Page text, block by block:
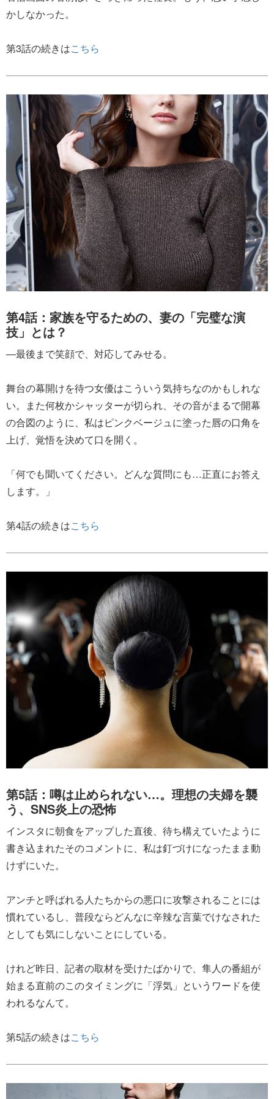
かしなかった。
第3話の続きはこちら
第4話：家族を守るための、妻の「完璧な演
技」とは？
―最後まで笑顔で、対応してみせる。
舞台の幕開けを待つ女優はこういう気持ちなのかもしれな
い。また何枚かシャッターが切られ、その音がまるで開幕
の合図のように、私はピンクベージュに塗った唇の口角を
上げ、覚悟を決めて口を開く。
「何でも聞いてください。どんな質問にも…正直にお答え
します。」
第4話の続きはこちら
第5話：噂は止められない…。理想の夫婦を襲
う、SNS炎上の恐怖
インスタに朝食をアップした直後、待ち構えていたように
書き込まれたそのコメントに、私は釘づけになったまま動
けずにいた。
アンチと呼ばれる人たちからの悪口に攻撃されることには
慣れているし、普段ならどんなに辛辣な言葉でけなされた
としても気にしないことにしている。
けれど昨日、記者の取材を受けたばかりで、隼人の番組が
始まる直前のこのタイミングに「浮気」というワードを使
われるなんて。
第5話の続きはこちら